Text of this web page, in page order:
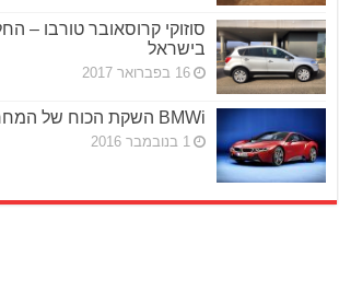
בישראל
16 בפברואר 2017
BMWi השקת הכוח של המחר
1 בנובמבר 2016